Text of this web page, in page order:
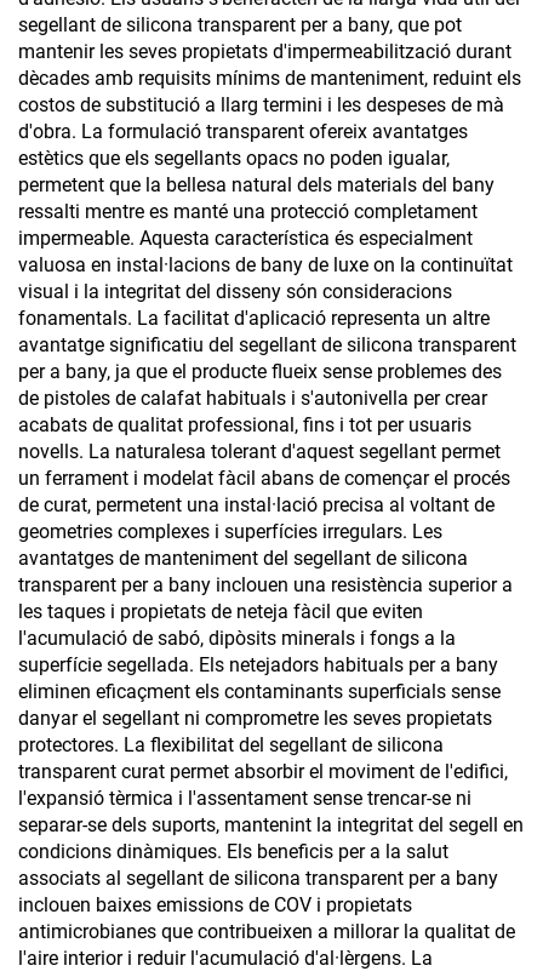
segellant de silicona transparent per a bany, que pot
mantenir les seves propietats d'impermeabilització durant
dècades amb requisits mínims de manteniment, reduint els
costos de substitució a llarg termini i les despeses de mà
d'obra. La formulació transparent ofereix avantatges
estètics que els segellants opacs no poden igualar,
permetent que la bellesa natural dels materials del bany
ressalti mentre es manté una protecció completament
impermeable. Aquesta característica és especialment
valuosa en instal·lacions de bany de luxe on la continuïtat
visual i la integritat del disseny són consideracions
fonamentals. La facilitat d'aplicació representa un altre
avantatge significatiu del segellant de silicona transparent
per a bany, ja que el producte flueix sense problemes des
de pistoles de calafat habituals i s'autonivella per crear
acabats de qualitat professional, fins i tot per usuaris
novells. La naturalesa tolerant d'aquest segellant permet
un ferrament i modelat fàcil abans de començar el procés
de curat, permetent una instal·lació precisa al voltant de
geometries complexes i superfícies irregulars. Les
avantatges de manteniment del segellant de silicona
transparent per a bany inclouen una resistència superior a
les taques i propietats de neteja fàcil que eviten
l'acumulació de sabó, dipòsits minerals i fongs a la
superfície segellada. Els netejadors habituals per a bany
eliminen eficaçment els contaminants superficials sense
danyar el segellant ni comprometre les seves propietats
protectores. La flexibilitat del segellant de silicona
transparent curat permet absorbir el moviment de l'edifici,
l'expansió tèrmica i l'assentament sense trencar-se ni
separar-se dels suports, mantenint la integritat del segell en
condicions dinàmiques. Els beneficis per a la salut
associats al segellant de silicona transparent per a bany
inclouen baixes emissions de COV i propietats
antimicrobianes que contribueixen a millorar la qualitat de
l'aire interior i reduir l'acumulació d'al·lèrgens. La